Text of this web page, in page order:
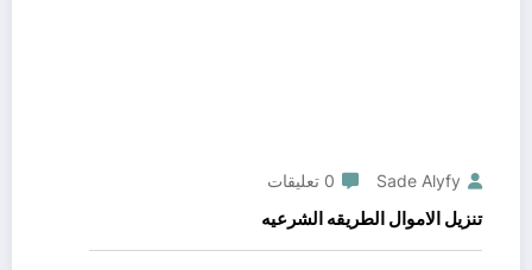
Sade Alyfy 0 تعليقات
تنزيل الاموال الطريقه الشرعيه